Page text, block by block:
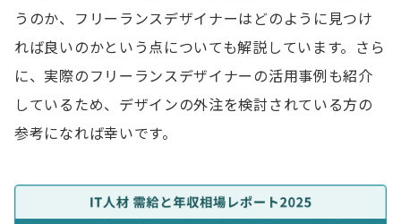
うのか、フリーランスデザイナーはどのように見つけ
れば良いのかという点についても解説しています。さら
に、実際のフリーランスデザイナーの活用事例も紹介
しているため、デザインの外注を検討されている方の
参考になれば幸いです。